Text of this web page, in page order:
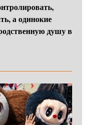
а одинокие
душу в